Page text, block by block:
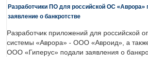
Разработчики ПО для российской ОС «Аврора»
заявление о банкротстве
Разработчик приложений для российской
системы «Аврора» - ООО «Авроид», а
ООО «Гиперус» подали заявления о